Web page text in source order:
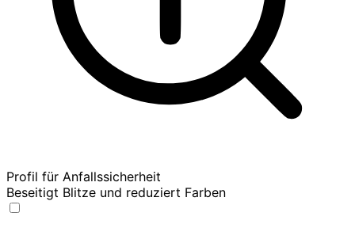
Profil für Anfallssicherheit
Beseitigt Blitze und reduziert Farben